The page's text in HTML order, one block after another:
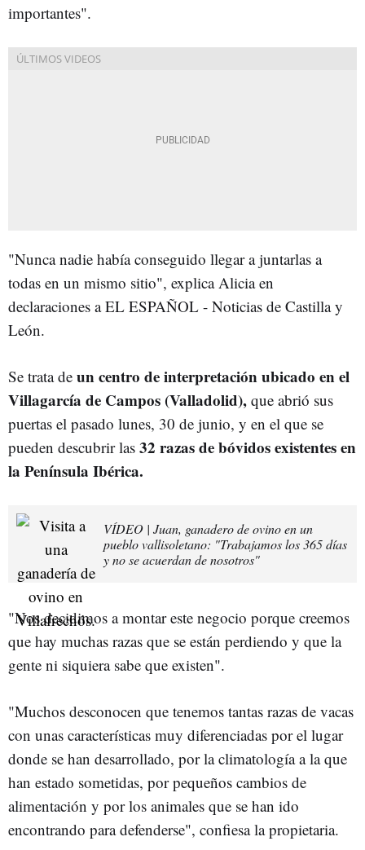
importantes".
"Nunca nadie había conseguido llegar a juntarlas a
todas en un mismo sitio", explica Alicia en
declaraciones a EL ESPAÑOL - Noticias de Castilla y
León.
Se trata de un centro de interpretación ubicado en el
Villagarcía de Campos (Valladolid), que abrió sus
puertas el pasado lunes, 30 de junio, y en el que se
pueden descubrir las 32 razas de bóvidos existentes en
la Península Ibérica.
VÍDEO | Juan, ganadero de ovino en un
pueblo vallisoletano: "Trabajamos los 365 días
y no se acuerdan de nosotros"
"Nos decidimos a montar este negocio porque creemos
que hay muchas razas que se están perdiendo y que la
gente ni siquiera sabe que existen".
"Muchos desconocen que tenemos tantas razas de vacas
con unas características muy diferenciadas por el lugar
donde se han desarrollado, por la climatología a la que
han estado sometidas, por pequeños cambios de
alimentación y por los animales que se han ido
encontrando para defenderse", confiesa la propietaria.